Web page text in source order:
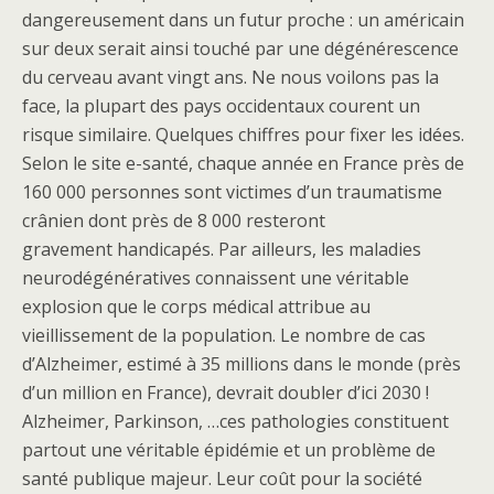
dangereusement dans un futur proche : un américain
sur deux serait ainsi touché par une dégénérescence
du cerveau avant vingt ans. Ne nous voilons pas la
face, la plupart des pays occidentaux courent un
risque similaire. Quelques chiffres pour fixer les idées.
Selon le site e-santé, chaque année en France près de
160 000 personnes sont victimes d’un traumatisme
crânien dont près de 8 000 resteront
gravement handicapés. Par ailleurs, les maladies
neurodégénératives connaissent une véritable
explosion que le corps médical attribue au
vieillissement de la population. Le nombre de cas
d’Alzheimer, estimé à 35 millions dans le monde (près
d’un million en France), devrait doubler d’ici 2030 !
Alzheimer, Parkinson, …ces pathologies constituent
partout une véritable épidémie et un problème de
santé publique majeur. Leur coût pour la société